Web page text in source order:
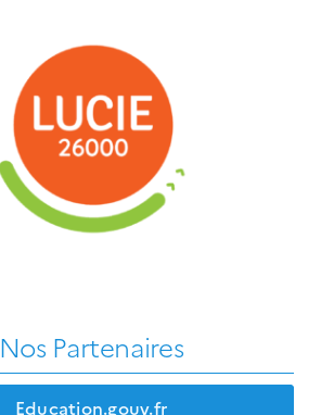
Nos Partenaires
Education.gouv.fr